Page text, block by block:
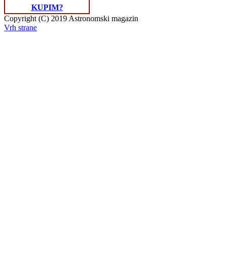
KUPIM?
Copyright (C) 2019 Astronomski magazin
Vrh strane